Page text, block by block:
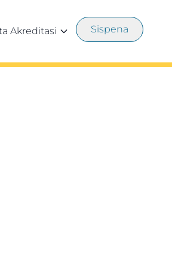
Akreditasi Sispena